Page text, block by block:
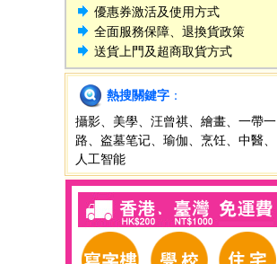
優惠券激活及使用方式
全面服務保障、退換貨政策
送貨上門及超商取貨方式
熱搜關鍵字 ：
攝影
美學 汪曾祺 繪畫
一帶一
路
盗墓笔记 瑜伽 烹饪 中醫
人工智能